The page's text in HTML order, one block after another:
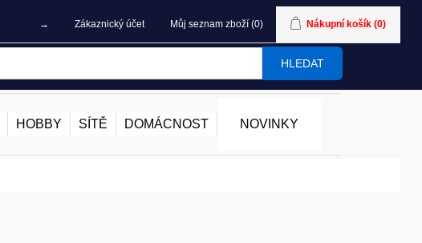
→ Zákaznický účet Můj seznam zboží (0) Nákupní košík (0)
HLEDAT
HOBBY SÍTĚ DOMÁCNOST NOVINKY